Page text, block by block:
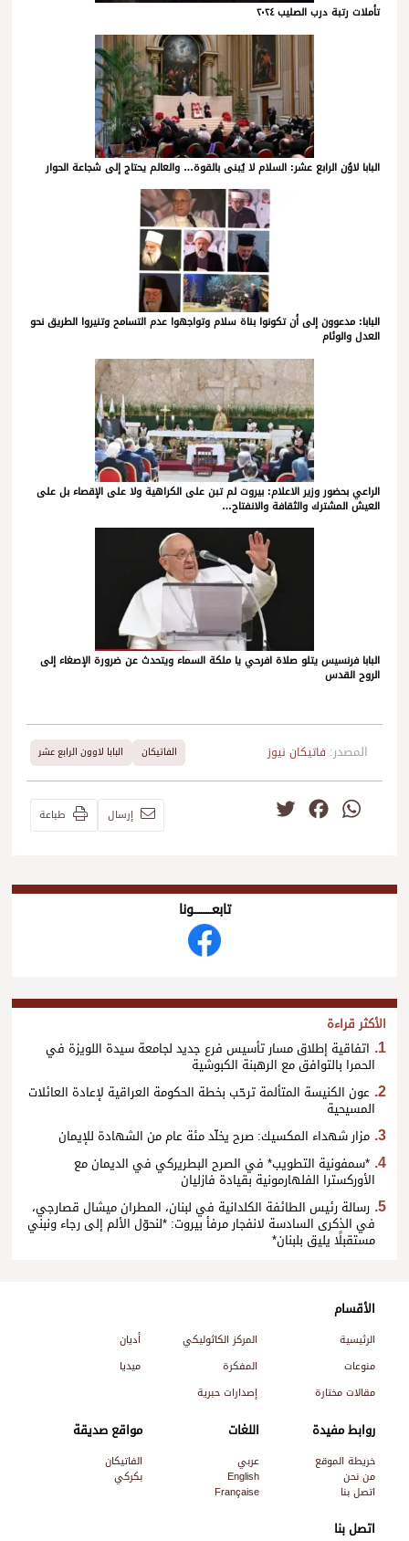
تأملات رتبة درب الصليب ٢٠٢٤
البابا لاوُن الرابع عشر: السلام لا يُبنى بالقوة… والعالم يحتاج إلى شجاعة الحوار
البابا: مدعوون إلى أن تكونوا بناة سلام وتواجهوا عدم التسامح وتنيروا الطريق نحو
العدل والوئام
الراعي بحضور وزير الاعلام: بيروت لم تبن على الكراهية ولا على الإقصاء بل على
العيش المشترك والثقافة والانفتاح…
البابا فرنسيس يتلو صلاة افرحي يا ملكة السماء ويتحدث عن ضرورة الإصغاء إلى
الروح القدس
المصدر: فاتيكان نيوز الفاتيكان البابا لاوون الرابع عشر
WhatsApp
Facebook إرسال طباعة
تابعــــــــــونا
الأكثر قراءة
اتفاقية إطلاق مسار تأسيس فرع جديد لجامعة سيدة اللويزة في
الحمرا بالتوافق مع الرهبنة الكبوشية
عون الكنيسة المتألمة ترحّب بخطة الحكومة العراقية لإعادة العائلات
المسيحية
مزار شهداء المكسيك: صرح يخلّد مئة عام من الشهادة للإيمان
*سمفونية التطويب* في الصرح البطريركي في الديمان مع
الأوركسترا الفلهارمونية بقيادة فازليان
رسالة رئيس الطائفة الكلدانية في لبنان، المطران ميشال قصارجي،
في الذكرى السادسة لانفجار مرفأ بيروت: *لنحوّل الألم إلى رجاء ونبني
مستقبلًا يليق بلبنان*
اتصل بنا
الأقسام
الرئيسية المركز الكاثوليكي
أديان
منوعات
المفكرة
ميديا
مقالات مختارة
إصدارات حبرية
روابط مفيدة
خريطة الموقع
من نحن
اتصل بنا
اللغات
عربي
English
Française
مواقع صديقة
الفاتيكان
بكركي